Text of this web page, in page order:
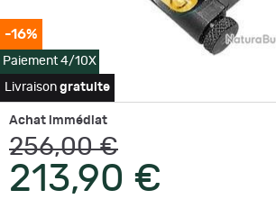
-16%
Paiement 4/10X
Livraison gratuite
Achat immédiat
256,00 €
213,90 €